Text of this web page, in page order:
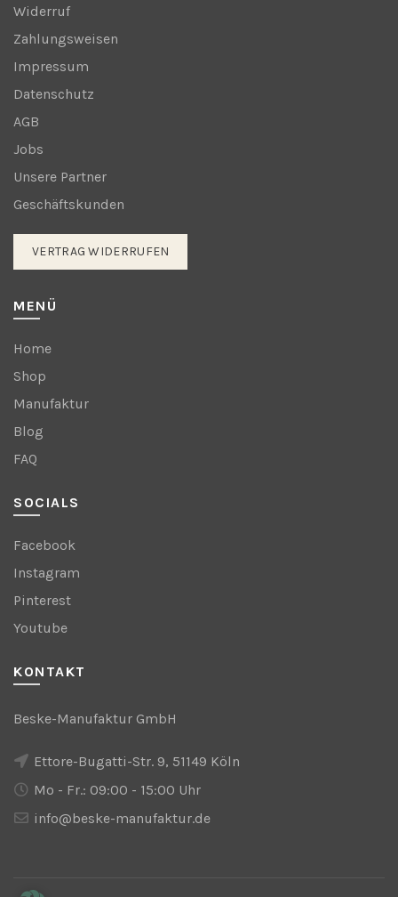
Widerruf
Zahlungsweisen
Impressum
Datenschutz
AGB
Jobs
Unsere Partner
Geschäftskunden
VERTRAG WIDERRUFEN
MENÜ
Home
Shop
Manufaktur
Blog
FAQ
SOCIALS
Facebook
Instagram
Pinterest
Youtube
KONTAKT
Beske-Manufaktur GmbH
Ettore-Bugatti-Str. 9, 51149 Köln
Mo - Fr.: 09:00 - 15:00 Uhr
info@beske-manufaktur.de